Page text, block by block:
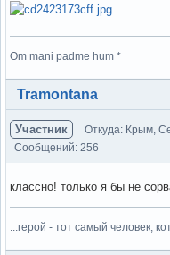
Om mani padme hum *
Вне форума
Tramontana
Участник Откуда: Крым,
Сообщений: 256
классно! только я бы не
...герой - тот самый человек,